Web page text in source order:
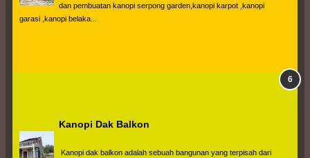
dan pembuatan kanopi serpong garden,kanopi karpot ,kanopi
garasi ,kanopi belaka...
Kanopi Dak Balkon
Kanopi dak balkon adalah sebuah bangunan yang terpisah dari